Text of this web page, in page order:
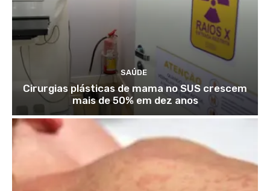
SAÚDE
Cirurgias plásticas de mama no SUS crescem
mais de 50% em dez anos